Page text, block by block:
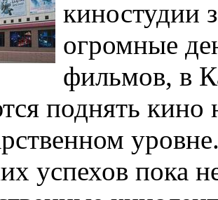
киностудии
огромные
фильмов, в
поднять кино
успехов пока